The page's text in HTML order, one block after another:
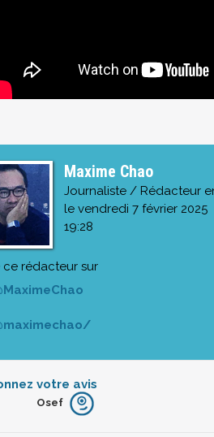
Maxime Chao
Journaliste / Rédacteur
le vendredi 7 février 2025
19:28
ce rédacteur sur
votre avis
Furieux
Osef